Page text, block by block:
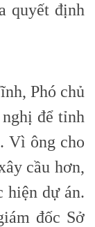
quyết định
Phó chủ
để tỉnh
Vì ông cho
cầu hơn,
hiện dự án.
đốc Sở